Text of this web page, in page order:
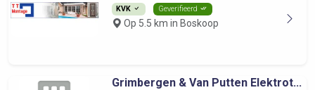
KVK Geverifieerd
Op 5.5 km in Boskoop
Grimbergen & Van Putten Elektrot...